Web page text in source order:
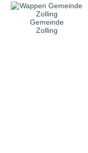
Gemeinde
Zolling